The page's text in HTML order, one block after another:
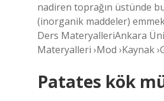
nadiren toprağın üstünde
(inorganik maddeler)
Ders MateryalleriAnkara
Materyalleri ›Mod ›Kaynak
Patates kök